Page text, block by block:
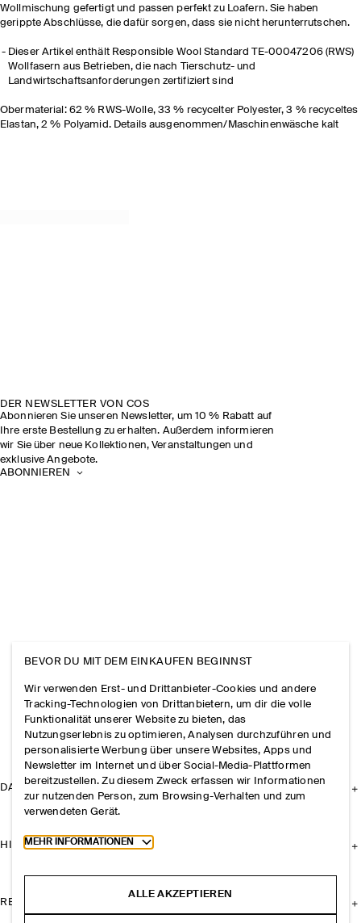
Wollmischung gefertigt und passen perfekt zu Loafern. Sie haben
gerippte Abschlüsse, die dafür sorgen, dass sie nicht herunterrutschen.
Dieser Artikel enthält Responsible Wool Standard TE-00047206 (RWS)
Wollfasern aus Betrieben, die nach Tierschutz- und
Landwirtschaftsanforderungen zertifiziert sind
Obermaterial: 62 % RWS-Wolle, 33 % recycelter Polyester, 3 % recyceltes
Elastan, 2 % Polyamid. Details ausgenommen/Maschinenwäsche kalt
DER NEWSLETTER VON COS
Abonnieren Sie unseren Newsletter, um 10 % Rabatt auf
Ihre erste Bestellung zu erhalten. Außerdem informieren
wir Sie über neue Kollektionen, Veranstaltungen und
exklusive Angebote.
ABONNIEREN
DAS UNTERNEHMEN
HILFE
RECHTLICHES
BEVOR DU MIT DEM EINKAUFEN BEGINNST
Wir verwenden Erst- und Drittanbieter-Cookies und andere
Tracking-Technologien von Drittanbietern, um dir die volle
Funktionalität unserer Website zu bieten, das
Nutzungserlebnis zu optimieren, Analysen durchzuführen und
personalisierte Werbung über unsere Websites, Apps und
Newsletter im Internet und über Social-Media-Plattformen
bereitzustellen. Zu diesem Zweck erfassen wir Informationen
zur nutzenden Person, zum Browsing-Verhalten und zum
verwendeten Gerät.
Toggle more cookie information
MEHR INFORMATIONEN
ALLE AKZEPTIEREN